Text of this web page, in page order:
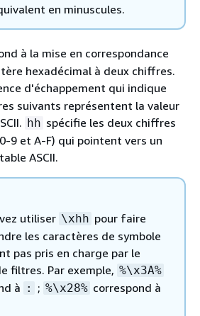
en minuscules.
à la mise en correspondance
hexadécimal à deux chiffres.
d'échappement qui indique
suivants représentent la valeur
hh spécifie les deux chiffres
9 et A-F) qui pointent vers un
ASCII.
utiliser \xhh pour faire
les caractères de symbole
pas pris en charge par le
filtres. Par exemple, %\x3A%
à : ; %\x28% correspond à